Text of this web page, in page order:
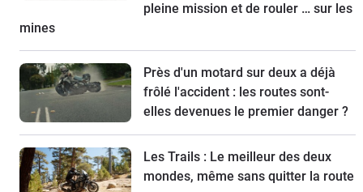
pleine mission et de rouler … sur les
mines
Près d'un motard sur deux a déjà
frôlé l'accident : les routes sont-
elles devenues le premier danger ?
Les Trails : Le meilleur des deux
mondes, même sans quitter la route